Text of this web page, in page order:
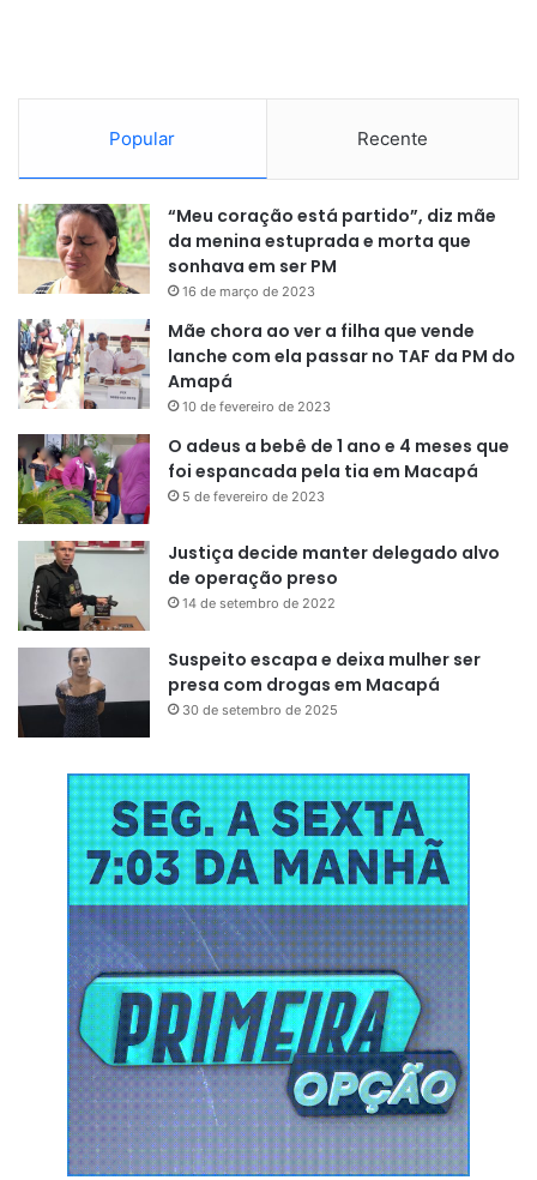
Popular Recente
“Meu coração está partido”, diz mãe
da menina estuprada e morta que
sonhava em ser PM
16 de março de 2023
Mãe chora ao ver a filha que vende
lanche com ela passar no TAF da PM do
Amapá
10 de fevereiro de 2023
O adeus a bebê de 1 ano e 4 meses que
foi espancada pela tia em Macapá
5 de fevereiro de 2023
Justiça decide manter delegado alvo
de operação preso
14 de setembro de 2022
Suspeito escapa e deixa mulher ser
presa com drogas em Macapá
30 de setembro de 2025